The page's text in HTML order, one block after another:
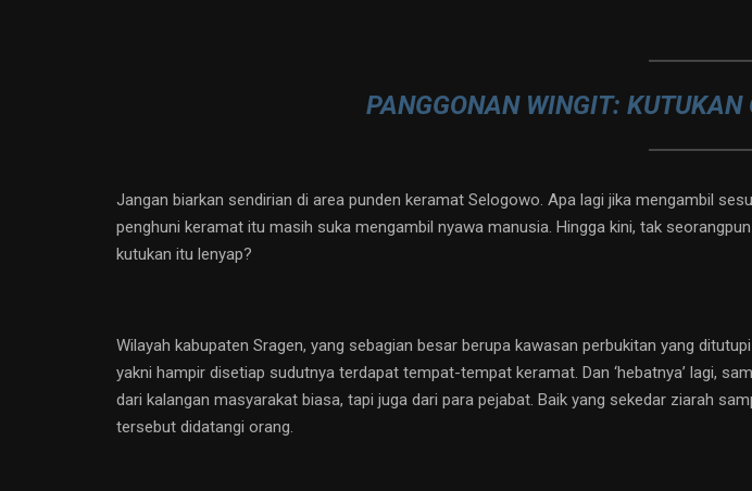
PANGGONAN WINGIT: KUTUKAN
Jangan biarkan sendirian di area punden keramat Selogowo. Apa lagi jika mengambil
penghuni keramat itu masih suka mengambil nyawa manusia. Hingga kini, tak
kutukan itu lenyap?
Wilayah kabupaten Sragen, yang sebagian besar berupa kawasan perbukitan yang
yakni hampir disetiap sudutnya terdapat tempat-tempat keramat. Dan ‘hebatnya’ lagi,
dari kalangan masyarakat biasa, tapi juga dari para pejabat. Baik yang sekedar ziarah
tersebut didatangi orang.